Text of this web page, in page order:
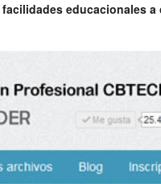
facilidades educacionales a